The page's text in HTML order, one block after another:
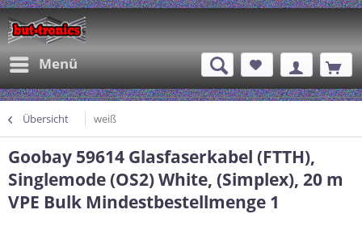
Menü
Übersicht weiß
Goobay 59614 Glasfaserkabel (FTTH),
Singlemode (OS2) White, (Simplex), 20 m
VPE Bulk Mindestbestellmenge 1